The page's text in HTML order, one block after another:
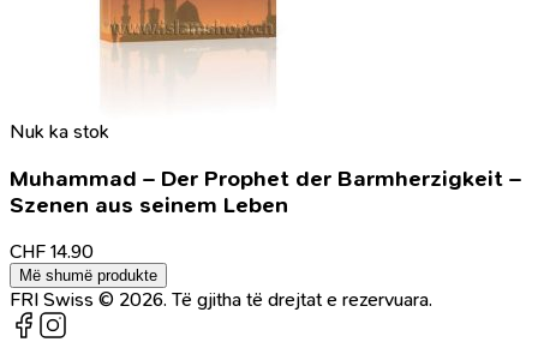
Nuk ka stok
Muhammad – Der Prophet der Barmherzigkeit –
Szenen aus seinem Leben
CHF 14.90
Më shumë produkte
FRI Swiss © 2026. Të gjitha të drejtat e rezervuara.